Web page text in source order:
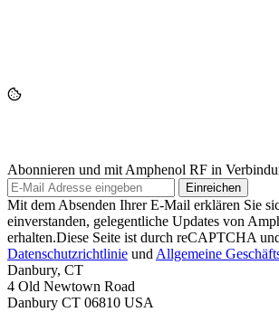
Abonnieren und mit Amphenol RF in
Einreichen
Mit dem Absenden Ihrer E-Mail erklären Sie
einverstanden, gelegentliche Updates von
erhalten.Diese Seite ist durch reCAPTCHA
Datenschutzrichtlinie und Allgemeine
Danbury, CT
4 Old Newtown Road
Danbury CT 06810 USA